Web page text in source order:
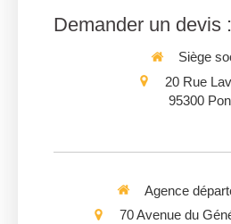
Demander un devis :
Siège
20 Rue
95300
Agence
70 Avenue du